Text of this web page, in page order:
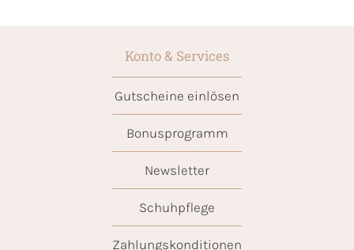
Konto & Services
Gutscheine einlösen
Bonusprogramm
Newsletter
Schuhpflege
Zahlungskonditionen